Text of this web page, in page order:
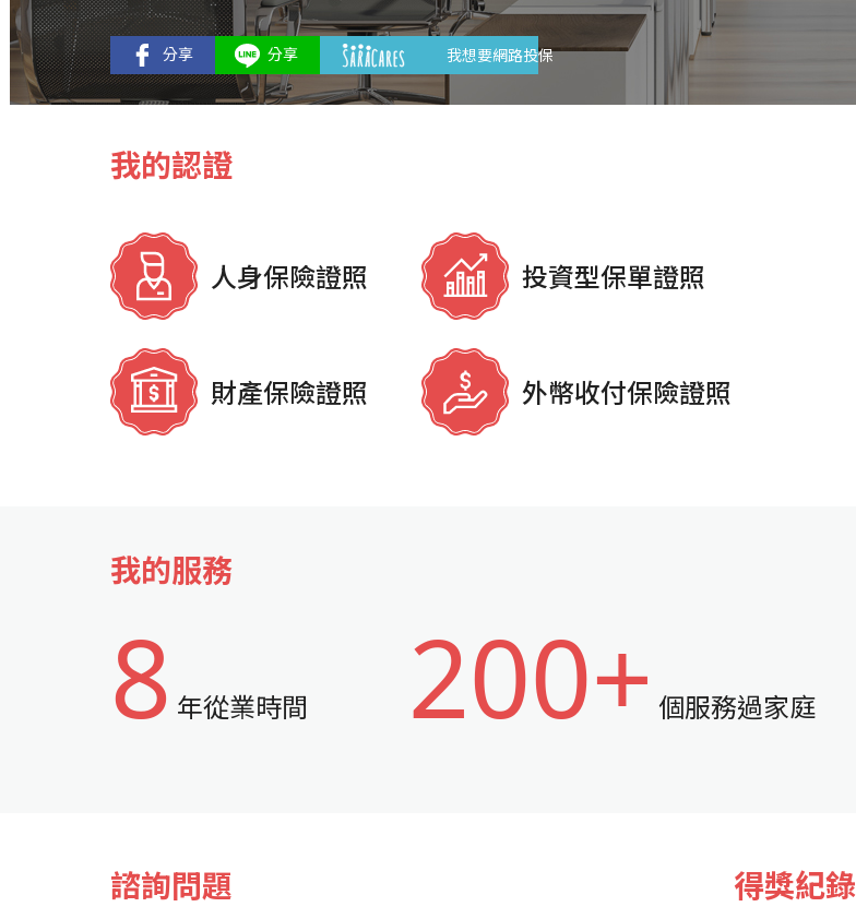
我想要網路投保
我的認證
人身保險證照 投資型保單證照
財產保險證照 外幣收付保險證照
我的服務
8 年從業時間 200+ 個服務過家庭
諮詢問題 得獎紀錄